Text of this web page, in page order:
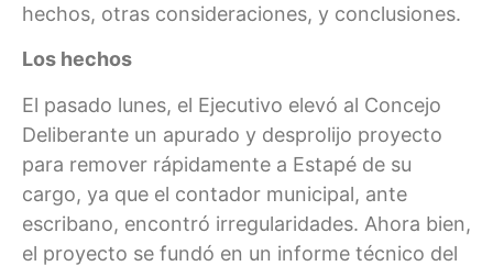
hechos, otras consideraciones, y conclusiones.
Los hechos
El pasado lunes, el Ejecutivo elevó al Concejo
Deliberante un apurado y desprolijo proyecto
para remover rápidamente a Estapé de su
cargo, ya que el contador municipal, ante
escribano, encontró irregularidades. Ahora bien,
el proyecto se fundó en un informe técnico del